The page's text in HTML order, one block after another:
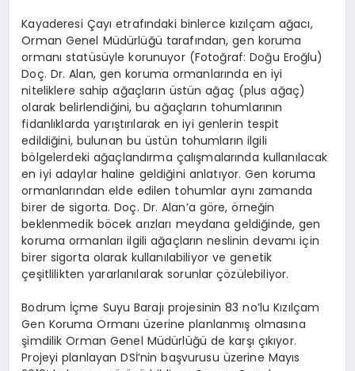
Kayaderesi Çayı etrafındaki binlerce kızılçam ağacı,
Orman Genel Müdürlüğü tarafından, gen koruma
ormanı statüsüyle korunuyor (Fotoğraf: Doğu Eroğlu)
Doç. Dr. Alan, gen koruma ormanlarında en iyi
niteliklere sahip ağaçların üstün ağaç (plus ağaç)
olarak belirlendiğini, bu ağaçların tohumlarının
fidanlıklarda yarıştırılarak en iyi genlerin tespit
edildiğini, bulunan bu üstün tohumların ilgili
bölgelerdeki ağaçlandırma çalışmalarında kullanılacak
en iyi adaylar haline geldiğini anlatıyor. Gen koruma
ormanlarından elde edilen tohumlar aynı zamanda
birer de sigorta. Doç. Dr. Alan’a göre, örneğin
beklenmedik böcek arızları meydana geldiğinde, gen
koruma ormanları ilgili ağaçların neslinin devamı için
birer sigorta olarak kullanılabiliyor ve genetik
çeşitlilikten yararlanılarak sorunlar çözülebiliyor.
Bodrum İçme Suyu Barajı projesinin 83 no’lu Kızılçam
Gen Koruma Ormanı üzerine planlanmış olmasına
şimdilik Orman Genel Müdürlüğü de karşı çıkıyor.
Projeyi planlayan DSİ’nin başvurusu üzerine Mayıs